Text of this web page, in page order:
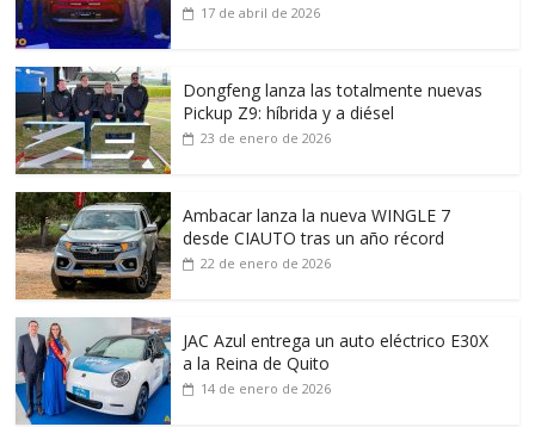
17 de abril de 2026
Dongfeng lanza las totalmente nuevas
Pickup Z9: híbrida y a diésel
23 de enero de 2026
Ambacar lanza la nueva WINGLE 7
desde CIAUTO tras un año récord
22 de enero de 2026
JAC Azul entrega un auto eléctrico E30X
a la Reina de Quito
14 de enero de 2026